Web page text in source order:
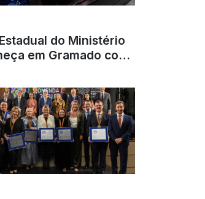
do Ministério
em Gramado com